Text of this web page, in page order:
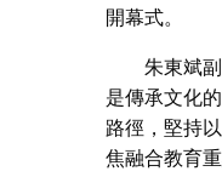
開幕式。
朱東斌
是傳承文化
路徑，堅持
焦融合教育